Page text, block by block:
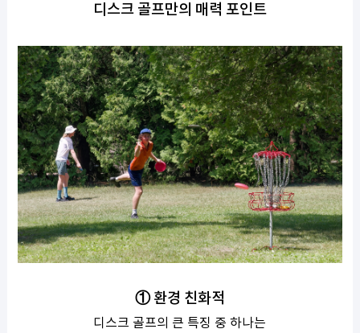
디스크 골프만의 매력 포인트
① 환경 친화적
디스크 골프의 큰 특징 중 하나는